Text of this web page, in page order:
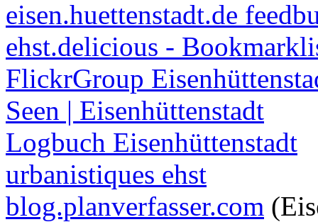
eisen.huettenstadt.de
ehst.delicious -
FlickrGroup
Seen | Eisenhüttenstadt
Logbuch Eisenhüttenstadt
urbanistiques ehst
blog.planverfasser.com